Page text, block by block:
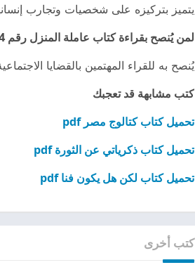
يتميز بتركيزه على شخصيات وتجارب
لمن يُنصح بقراءة كتاب عاملة المنزل رقم 14؟
يُنصح به للقراء المهتمين بالقضايا
كتب مشابهة قد تعجبك
تحميل كتاب كتالوج مصر pdf
تحميل كتاب ذكرياتي عن الثورة pdf
تحميل كتاب لكن هل يكون فنا pdf
كتب أخرى